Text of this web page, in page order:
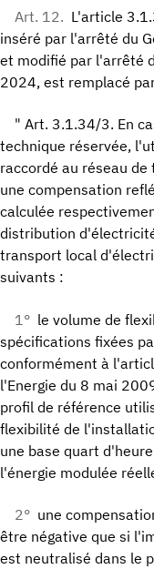
Art. 12. L'article
inséré par l'arrêté du
et modifié par l'arrêté
2024, est remplacé
" Art. 3.1.34/3. En
technique réservée,
raccordé au réseau
une compensation
calculée
distribution
transport local
suivants :
1° le volume de
spécifications fixées
conformément à
l'Energie du 8 mai
profil de référence
flexibilité de
une base quart
l'énergie modulée
2° une
être négative que si
est neutralisé dans le